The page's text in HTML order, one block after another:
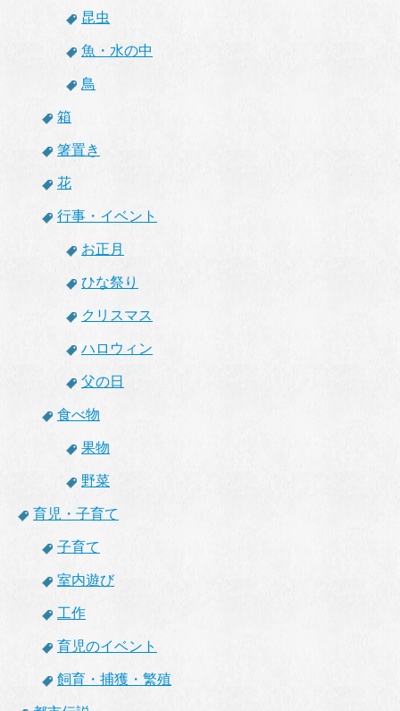
昆虫
魚・水の中
鳥
箱
箸置き
花
行事・イベント
お正月
ひな祭り
クリスマス
ハロウィン
父の日
食べ物
果物
野菜
育児・子育て
子育て
室内遊び
工作
育児のイベント
飼育・捕獲・繁殖